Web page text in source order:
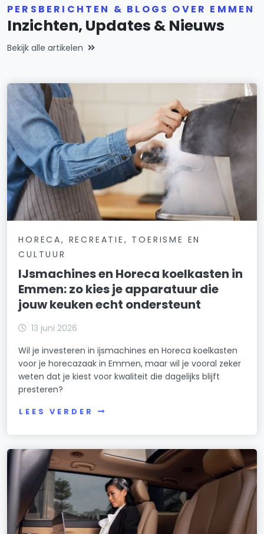
PERSBERICHTEN & BLOGS OVER EMMEN
Inzichten, Updates & Nieuws
Bekijk alle artikelen
HORECA, RECREATIE, TOERISME EN
CULTUUR
IJsmachines en Horeca koelkasten in
Emmen: zo kies je apparatuur die
jouw keuken echt ondersteunt
13 juni 2026
Wil je investeren in ijsmachines en Horeca koelkasten
voor je horecazaak in Emmen, maar wil je vooral zeker
weten dat je kiest voor kwaliteit die dagelijks blijft
presteren?
LEES VERDER